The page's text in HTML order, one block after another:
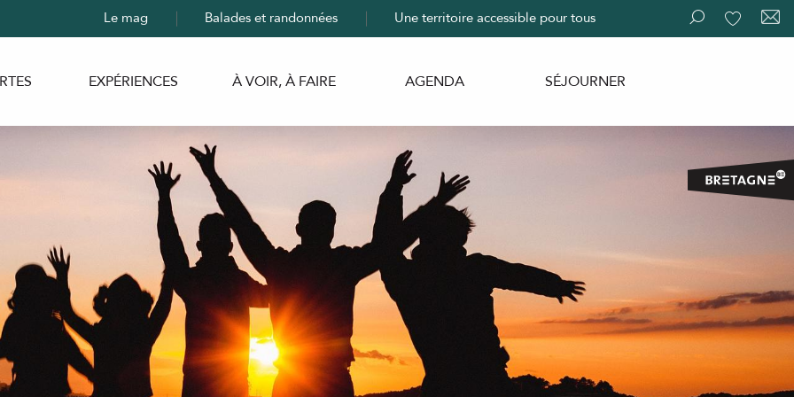
Recherche
Le mag Balades et randonnées Une territoire accessible pour tous
EXPÉRIENCES À VOIR, À FAIRE AGENDA SÉJOURNER